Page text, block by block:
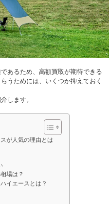
あるため、高額買取が期待できる
うためには、いくつか抑えておく
します。
が人気の理由とは
場は？
イエースとは？